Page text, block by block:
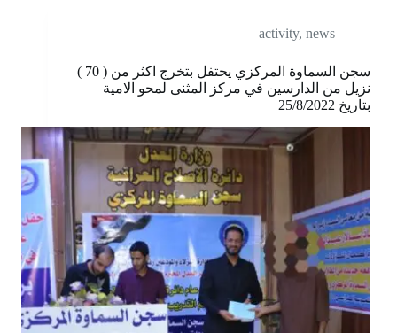
activity, news
سجن السماوة المركزي يحتفل بتخرج اكثر من ( 70 )
نزيل من الدارسين في مركز المثنى لمحو الامية
بتاريخ 25/8/2022